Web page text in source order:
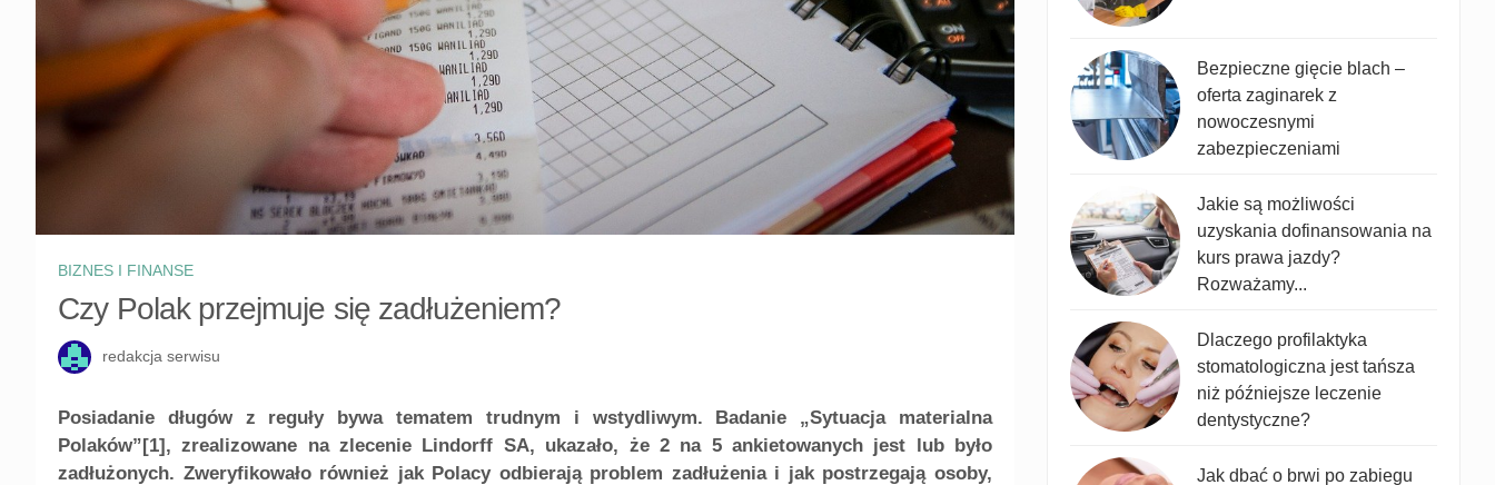
BIZNES I FINANSE
Czy Polak przejmuje się zadłużeniem?
redakcja serwisu
Posiadanie długów z reguły bywa tematem trudnym i wstydliwym. Badanie „Sytuacja materialna
Polaków”[1], zrealizowane na zlecenie Lindorff SA, ukazało, że 2 na 5 ankietowanych jest lub było
zadłużonych. Zweryfikowało również jak Polacy odbierają problem zadłużenia i jak postrzegają osoby,
Bezpieczne gięcie blach –
oferta zaginarek z
nowoczesnymi
zabezpieczeniami
Jakie są możliwości
uzyskania dofinansowania na
kurs prawa jazdy?
Rozważamy...
Dlaczego profilaktyka
stomatologiczna jest tańsza
niż późniejsze leczenie
dentystyczne?
Jak dbać o brwi po zabiegu